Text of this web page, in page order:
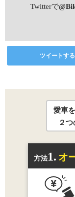
Twitterで
ツイートする
愛車
２
方法1. オ